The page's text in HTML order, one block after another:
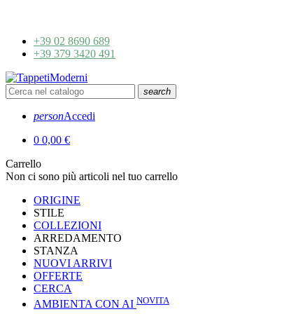
+39 02 8690 689
+39 379 3420 491
search
personAccedi
0 0,00 €
Carrello
Non ci sono più articoli nel tuo carrello
ORIGINE
STILE
COLLEZIONI
ARREDAMENTO
STANZA
NUOVI ARRIVI
OFFERTE
CERCA
AMBIENTA CON AI NOVITA